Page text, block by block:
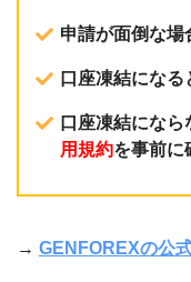
申請が面倒な場
口座凍結になる
口座凍結にな
用規約を事前に
→ GENFOREXの公